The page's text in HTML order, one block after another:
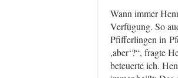
Wann immer
Verfügung. So
Pfifferlingen in
,aber‘?“, fragte
beteuerte ich.